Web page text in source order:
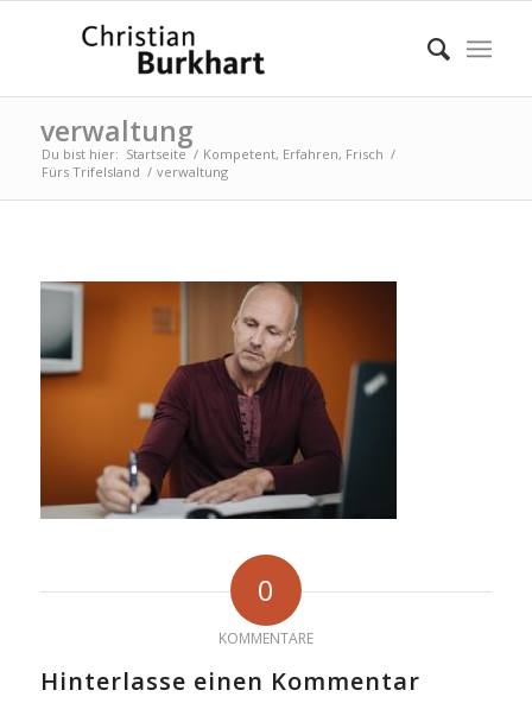
verwaltung
Du bist hier: Startseite / Kompetent, Erfahren, Frisch /
Fürs Trifelsland / verwaltung
0
KOMMENTARE
Hinterlasse einen Kommentar